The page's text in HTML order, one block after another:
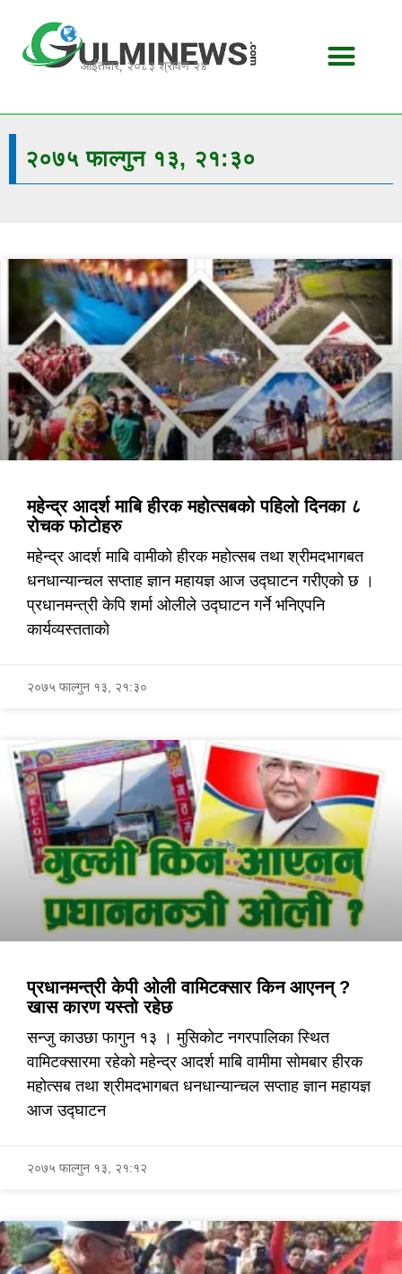
content
आईतवार, २०८३ श्रावण २४
२०७५ फाल्गुन १३, २१:३०
महेन्द्र आदर्श माबि हीरक महोत्सबको पहिलो दिनका ८
रोचक फोटोहरु
महेन्द्र आदर्श माबि वामीको हीरक महोत्सब तथा श्रीमदभागबत
धनधान्यान्चल सप्ताह ज्ञान महायज्ञ आज उद्घाटन गरीएको छ ।
प्रधानमन्त्री केपि शर्मा ओलीले उद्घाटन गर्ने भनिएपनि
कार्यव्यस्तताको
२०७५ फाल्गुन १३, २१:३०
प्रधानमन्त्री केपी ओली वामिटक्सार किन आएनन् ?
खास कारण यस्तो रहेछ
सन्जु काउछा फागुन १३ । मुसिकोट नगरपालिका स्थित
वामिटक्सारमा रहेको महेन्द्र आदर्श माबि वामीमा सोमबार हीरक
महोत्सब तथा श्रीमदभागबत धनधान्यान्चल सप्ताह ज्ञान महायज्ञ
आज उद्घाटन
२०७५ फाल्गुन १३, २१:१२